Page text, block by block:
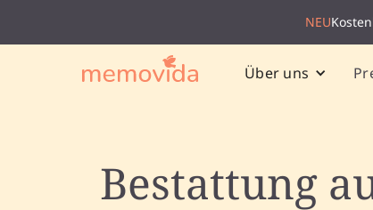
NEU
Über uns
Bestattung